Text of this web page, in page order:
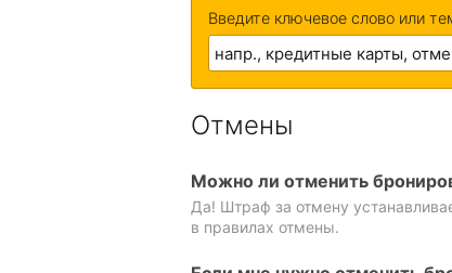
Введите ключевое слово или
Отмены
Можно ли отменить
Да! Штраф за отмену
в правилах отмены.